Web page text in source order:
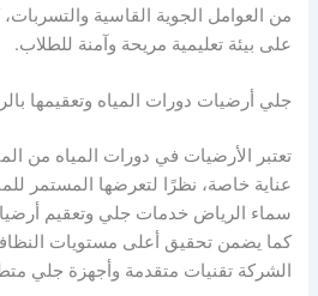
من العوامل الجوية القاسية
على بيئة تعليمية مريحة وآمنة للطلاب.
جلي أرضيات دورات المياه وتعقيمها
تعتبر الأرضيات في دورات المياه من
عناية خاصة، نظرًا لتعرضها المستمر
سماء الرياض خدمات جلي وتعقيم
كما يضمن تحقيق أعلى مستويات
الشركة تقنيات متقدمة وأجهزة جلي